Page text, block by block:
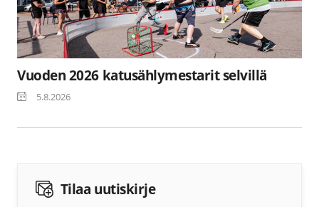
Vuoden 2026 katusählymestarit selvillä
5.8.2026
Tilaa uutiskirje